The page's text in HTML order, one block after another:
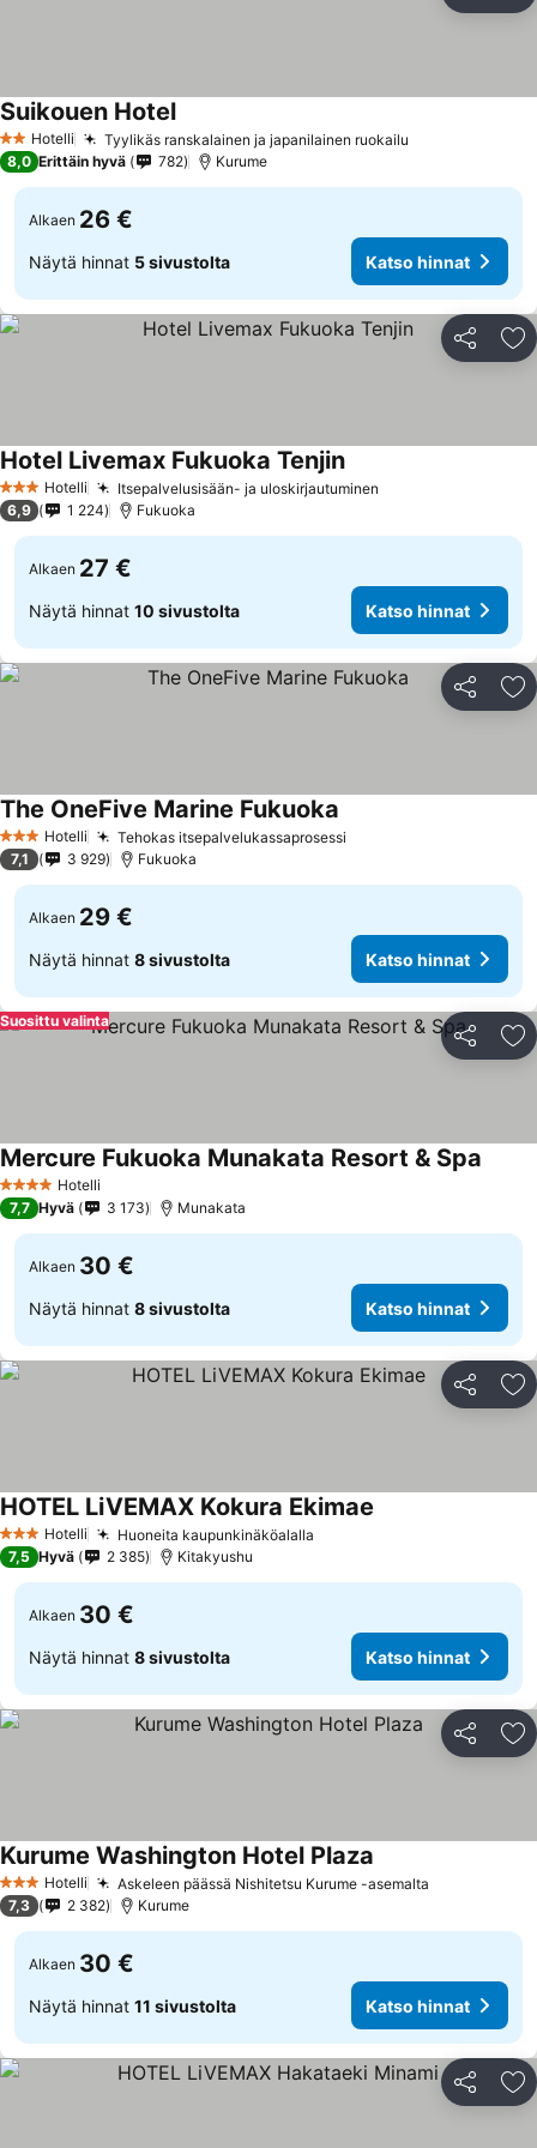
2 Tähtiluokitus
Hotelli Tyylikäs ranskalainen ja japanilainen ruokailu
Suikouen Hotel
8,0 Erittäin hyvä 782 Kurume
Alkaen 26 €
Näytä hinnat 5 sivustolta Katso hinnat
Jaa
3 Tähtiluokitus
Hotelli Itsepalvelusisään- ja uloskirjautuminen
Hotel Livemax Fukuoka Tenjin
6,9 1 224 Fukuoka
Alkaen 27 €
Näytä hinnat 10 sivustolta Katso hinnat
Jaa
3 Tähtiluokitus
Hotelli Tehokas itsepalvelukassaprosessi
The OneFive Marine Fukuoka
7,1 3 929 Fukuoka
Alkaen 29 €
Näytä hinnat 8 sivustolta Katso hinnat
Jaa
Suosittu valinta
4 Tähtiluokitus
Hotelli
Mercure Fukuoka Munakata Resort & Spa
7,7 Hyvä 3 173 Munakata
Alkaen 30 €
Näytä hinnat 8 sivustolta Katso hinnat
Jaa
3 Tähtiluokitus
Hotelli Huoneita kaupunkinäköalalla
HOTEL LiVEMAX Kokura Ekimae
7,5 Hyvä 2 385 Kitakyushu
Alkaen 30 €
Näytä hinnat 8 sivustolta Katso hinnat
Jaa
3 Tähtiluokitus
Hotelli Askeleen päässä Nishitetsu Kurume -asemalta
Kurume Washington Hotel Plaza
7,3 2 382 Kurume
Alkaen 30 €
Näytä hinnat 11 sivustolta Katso hinnat
Jaa